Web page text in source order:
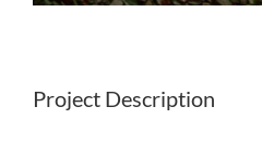
Project Description